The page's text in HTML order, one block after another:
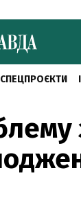
СПЕЦПРОЄКТИ